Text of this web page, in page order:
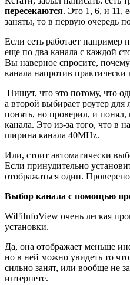
пересекаются. Это 1, 6, и 11,
заняты, то в первую очередь
Если сеть работает например
еще по два канала с каждой
Вы наверное спросите,
канала напротив
Пишут, что это потому, что
а второй выбирает роутер
понять, но проверил, и понял,
канала. Это из-за того, что в
ширина канала 40MHz.
Или, стоит автоматически
Если принудительно
отображаться один.
Выбор канала с помощью
WiFiInfoView очень легкая
установки.
Да, она отображает меньше
но в ней можно увидеть то
сильно занят, или вообще не
интернете.